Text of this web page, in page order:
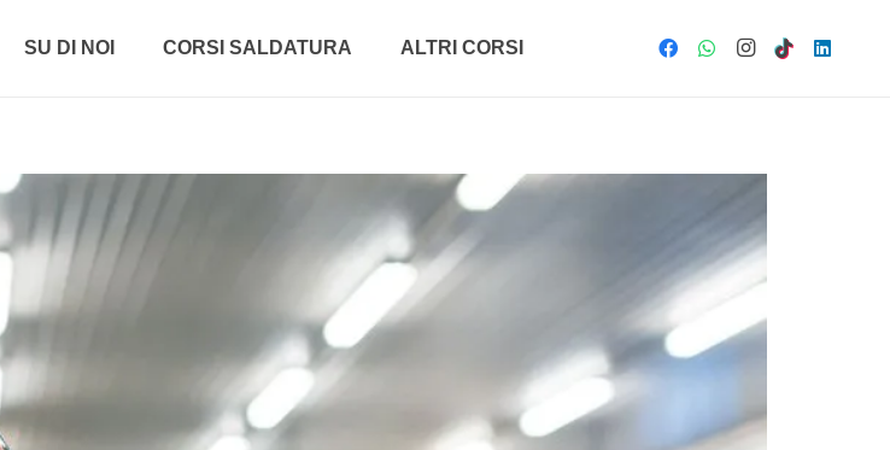
SU DI NOI CORSI SALDATURA ALTRI CORSI